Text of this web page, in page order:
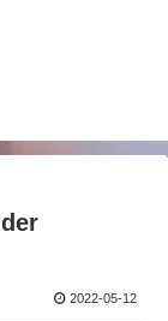
2022-05-12